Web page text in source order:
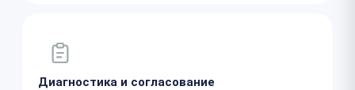
Диагностика и согласование